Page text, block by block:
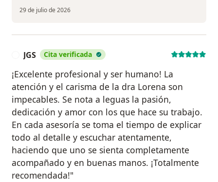
29 de julio de 2026
JGS Cita verificada
¡Excelente profesional y ser humano! La
atención y el carisma de la dra Lorena son
impecables. Se nota a leguas la pasión,
dedicación y amor con los que hace su trabajo.
En cada asesoría se toma el tiempo de explicar
todo al detalle y escuchar atentamente,
haciendo que uno se sienta completamente
acompañado y en buenas manos. ¡Totalmente
recomendada!"